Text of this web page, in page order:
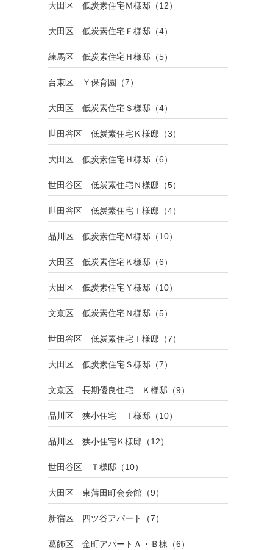
大田区 低炭素住宅Ｍ様邸（12）
大田区 低炭素住宅Ｆ様邸（4）
練馬区 低炭素住宅Ｈ様邸（5）
台東区 Ｙ保育園（7）
大田区 低炭素住宅Ｓ様邸（4）
世田谷区 低炭素住宅Ｋ様邸（3）
大田区 低炭素住宅Ｈ様邸（6）
世田谷区 低炭素住宅Ｎ様邸（5）
世田谷区 低炭素住宅Ｉ様邸（4）
品川区 低炭素住宅Ｍ様邸（10）
大田区 低炭素住宅Ｋ様邸（6）
大田区 低炭素住宅Ｙ様邸（10）
文京区 低炭素住宅Ｎ様邸（5）
世田谷区 低炭素住宅Ｉ様邸（7）
大田区 低炭素住宅Ｓ様邸（7）
文京区 長期優良住宅 Ｋ様邸（9）
品川区 狭小住宅 Ｉ様邸（10）
品川区 狭小住宅Ｋ様邸（12）
世田谷区 Ｔ様邸（10）
大田区 東蒲田町会会館（9）
新宿区 四ツ谷アパート（7）
葛飾区 金町アパートＡ・Ｂ棟（6）